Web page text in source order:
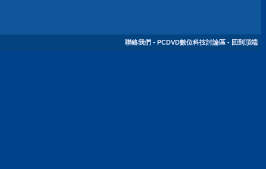
聯絡我們 - PCDVD數位科技討論區 - 回到頂端